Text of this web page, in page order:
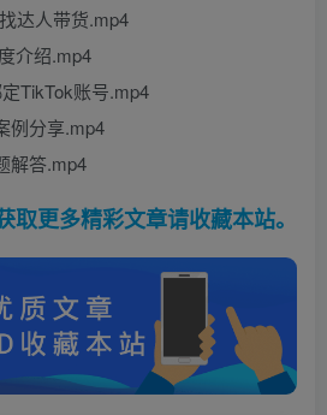
达人带货.mp4
介绍.mp4
TikTok账号.mp4
例分享.mp4
解答.mp4
取更多精彩文章请收藏本站。